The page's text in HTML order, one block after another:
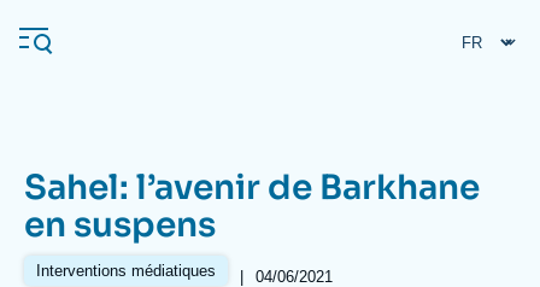
au
contenu
Navigation
principale
L'Ifri
Sahel: l’avenir de Barkhane
en suspens
Interventions médiatiques | 04/06/2021